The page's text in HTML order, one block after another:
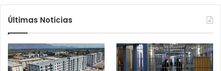
Últimas Noticias